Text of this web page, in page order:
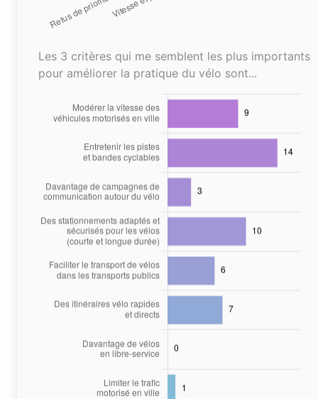
Les 3 critères qui me semblent les plus importants
pour améliorer la pratique du vélo sont...